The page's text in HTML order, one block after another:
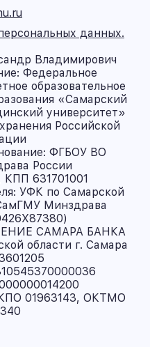
данных.
Владимирович
Федеральное
образовательное
«Самарский
университет»
Российской
ФГБОУ ВО
России
631701001
УФК по Самарской
Минздрава
САМАРА БАНКА
области г. Самара
01963143, ОКТМО